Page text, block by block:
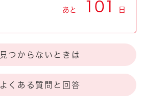
あと 101 日
見つからないときは
よくある質問と回答